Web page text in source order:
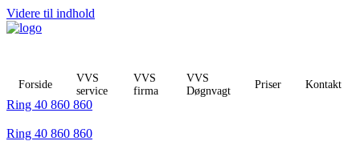
Videre til indhold
Forside
VVS
service
VVS
firma
VVS
Døgnvagt
Priser Kontakt
Ring 40 860 860
Ring 40 860 860